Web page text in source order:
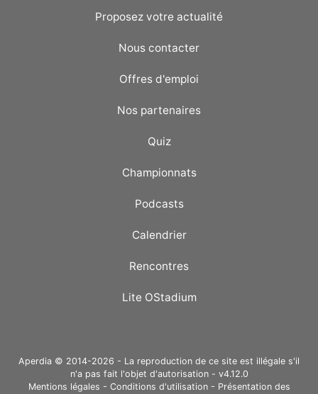
Proposez votre actualité
Nous contacter
Offres d'emploi
Nos partenaires
Quiz
Championnats
Podcasts
Calendrier
Rencontres
Lite OStadium
Aperdia © 2014-2026 - La reproduction de ce site est illégale s'il
n'a pas fait l'objet d'autorisation - v4.12.0
Mentions légales - Conditions d'utilisation- Présentation des